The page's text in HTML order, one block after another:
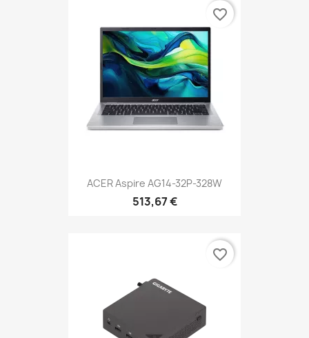
ACER Aspire AG14-32P-328W
513,67 €
favorite_border
favorite_border